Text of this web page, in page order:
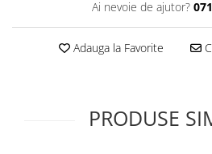
Supliment Vitamina D3
Tincturi si Gemoderivate
Ai nevoie de ajutor?
Adauga la Favorite
PRODUSE